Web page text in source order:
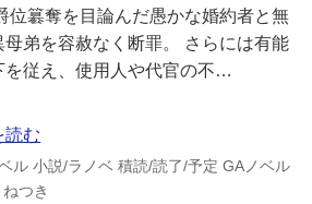
位簒奪を目論んだ愚かな婚約者と無
母弟を容赦なく断罪。 さらには有能
を従え、使用人や代官の不…
読む
ル 小説/ラノベ 積読/読了/予定 GAノベル
ねつき